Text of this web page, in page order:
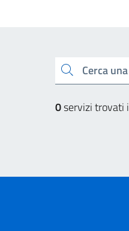
Cerca una parola chiave
0servizi trovati